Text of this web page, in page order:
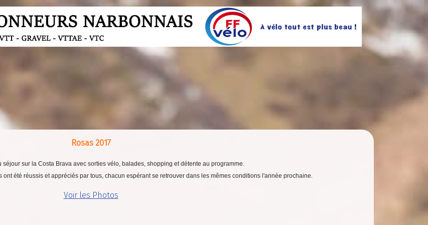
Rosas 2017
sur la Costa Brava avec sorties vélo, balades, shopping et détente au programme.
été réussis et appréciés par tous, chacun espérant se retrouver dans les mêmes conditions l'année prochaine.
Voir les Photos